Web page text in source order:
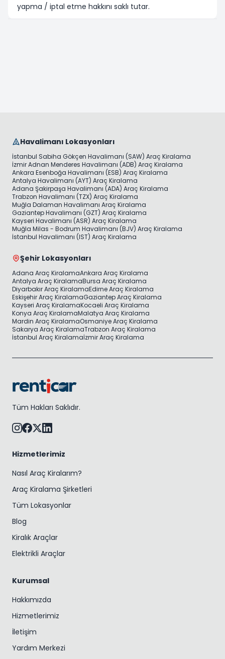
yapma / iptal etme hakkını saklı tutar.
Havalimanı Lokasyonları
İstanbul Sabiha Gökçen Havalimanı (SAW) Araç Kiralama
İzmir Adnan Menderes Havalimanı (ADB) Araç Kiralama
Ankara Esenboğa Havalimanı (ESB) Araç Kiralama
Antalya Havalimanı (AYT) Araç Kiralama
Adana Şakirpaşa Havalimanı (ADA) Araç Kiralama
Trabzon Havalimanı (TZX) Araç Kiralama
Muğla Dalaman Havalimanı Araç Kiralama
Gaziantep Havalimanı (GZT) Araç Kiralama
Kayseri Havalimanı (ASR) Araç Kiralama
Muğla Milas - Bodrum Havalimanı (BJV) Araç Kiralama
İstanbul Havalimanı (IST) Araç Kiralama
Şehir Lokasyonları
Adana Araç KiralamaAnkara Araç Kiralama
Antalya Araç KiralamaBursa Araç Kiralama
Diyarbakır Araç KiralamaEdirne Araç Kiralama
Eskişehir Araç KiralamaGaziantep Araç Kiralama
Kayseri Araç KiralamaKocaeli Araç Kiralama
Konya Araç KiralamaMalatya Araç Kiralama
Mardin Araç KiralamaOsmaniye Araç Kiralama
Sakarya Araç KiralamaTrabzon Araç Kiralama
İstanbul Araç Kiralamaİzmir Araç Kiralama
Tüm Hakları Saklıdır.
Hizmetlerimiz
Nasıl Araç Kiralarım?
Araç Kiralama Şirketleri
Tüm Lokasyonlar
Blog
Kiralık Araçlar
Elektrikli Araçlar
Kurumsal
Hakkımızda
Hizmetlerimiz
İletişim
Yardım Merkezi